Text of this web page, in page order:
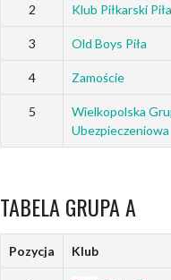
2 Klub Piłkarski
3 Old Boys Piła
4 Zamoście
5
Wielkopolska
Ubezpieczeniowa
TABELA GRUPA A
Pozycja Klub